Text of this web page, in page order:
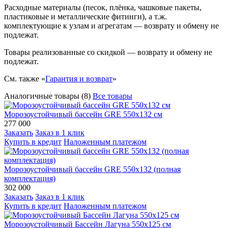
Расходные материалы (песок, плёнка, чашковые пакеты,
пластиковые и металлические фитинги), а т.ж.
комплектующие к узлам и агрегатам — возврату и обмену не
подлежат.
Товары реализованные со скидкой — возврату и обмену не
подлежат.
См. также «Гарантия и возврат»
Аналогичные товары (8) Все товары
Морозоустойчивый бассейн GRE 550х132 см
277 000
Заказать Заказ в 1 клик
Купить в кредит Наложенным платежом
Морозоустойчивый бассейн GRE 550х132 (полная
комплектация)
302 000
Заказать Заказ в 1 клик
Купить в кредит Наложенным платежом
Морозоустойчивый Бассейн Лагуна 550х125 см